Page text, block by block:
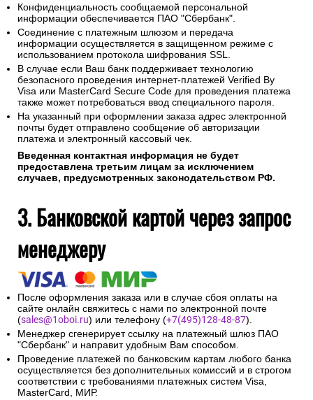
Конфиденциальность сообщаемой персональной
информации обеспечивается ПАО "Сбербанк".
Соединение с платежным шлюзом и передача
информации осуществляется в защищенном режиме с
использованием протокола шифрования SSL.
В случае если Ваш банк поддерживает технологию
безопасного проведения интернет-платежей Verified By
Visa или MasterCard Secure Code для проведения платежа
также может потребоваться ввод специального пароля.
На указанный при оформлении заказа адрес электронной
почты будет отправлено сообщение об авторизации
платежа и электронный кассовый чек.
Введенная контактная информация не будет
предоставлена третьим лицам за исключением
случаев, предусмотренных законодательством РФ.
3. Банковской картой через запрос
менеджеру
После оформления заказа или в случае сбоя оплаты на
сайте онлайн свяжитесь с нами по электронной почте
(sales@1oboi.ru) или телефону (+7(495)128-48-87).
Менеджер сгенерирует ссылку на платежный шлюз ПАО
"Сбербанк" и направит удобным Вам способом.
Проведение платежей по банковским картам любого банка
осуществляется без дополнительных комиссий и в строгом
соответствии с требованиями платежных систем Visa,
MasterCard, МИР.